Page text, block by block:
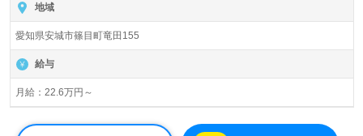
地域
愛知県安城市篠目町竜田155
給与
月給：22.6万円～